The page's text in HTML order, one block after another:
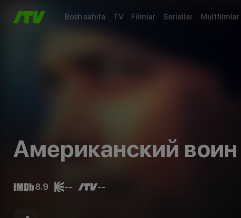
Bosh sahifa TV Filmlar Seriallar Multfilmlar
Американский воин
8.9 -- --